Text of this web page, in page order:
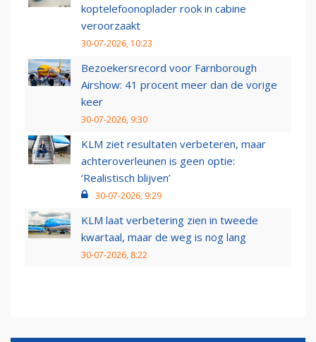
koptelefoonoplader rook in cabine
veroorzaakt
30-07-2026, 10:23
Bezoekersrecord voor Farnborough
Airshow: 41 procent meer dan de vorige
keer
30-07-2026, 9:30
KLM ziet resultaten verbeteren, maar
achteroverleunen is geen optie:
‘Realistisch blijven’
30-07-2026, 9:29
KLM laat verbetering zien in tweede
kwartaal, maar de weg is nog lang
30-07-2026, 8:22